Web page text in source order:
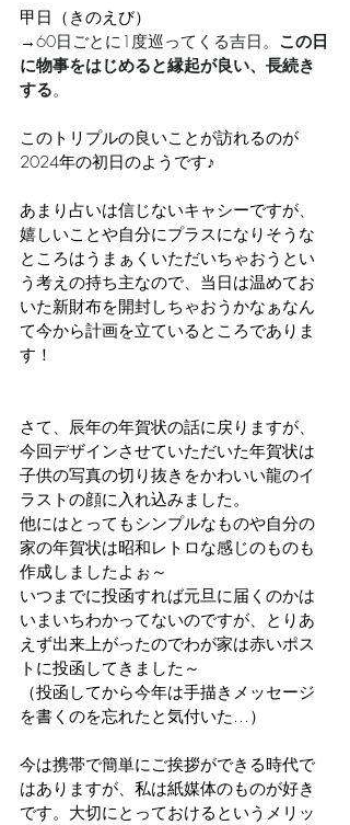
甲日（きのえび）
→60日ごとに1度巡ってくる吉日。 この日
に物事をはじめると縁起が良い、長続き
する。
このトリプルの良いことが訪れるのが
2024年の初日のようです♪
あまり占いは信じないキャシーですが、
嬉しいことや自分にプラスになりそうな
ところはうまぁくいただいちゃおうとい
う考えの持ち主なので、当日は温めてお
いた新財布を開封しちゃおうかなぁなん
て今から計画を立ているところでありま
す！
さて、辰年の年賀状の話に戻りますが、
今回デザインさせていただいた年賀状は
子供の写真の切り抜きをかわいい龍のイ
ラストの顔に入れ込みました。
他にはとってもシンプルなものや自分の
家の年賀状は昭和レトロな感じのものも
作成しましたよぉ～
いつまでに投函すれば元旦に届くのかは
いまいちわかってないのですが、とりあ
えず出来上がったのでわが家は赤いポス
トに投函してきました～
（投函してから今年は手描きメッセージ
を書くのを忘れたと気付いた…）
今は携帯で簡単にご挨拶ができる時代で
はありますが、私は紙媒体のものが好き
です。大切にとっておけるというメリッ